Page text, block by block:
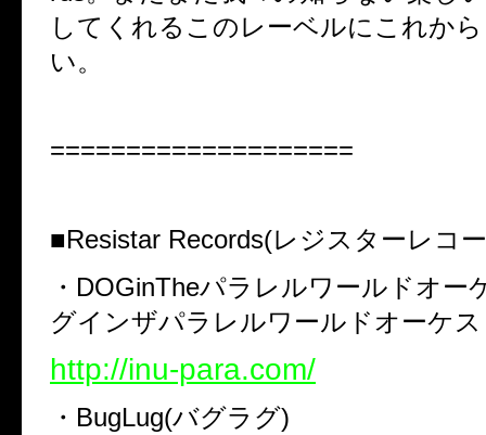
してくれるこのレーベルにこれか
い。
====================
■Resistar Records(レジスターレコ
・ DOGinTheパラレルワールドオー
グインザパラレルワールドオーケ
http://inu-para.com/
・ BugLug(バグラグ)